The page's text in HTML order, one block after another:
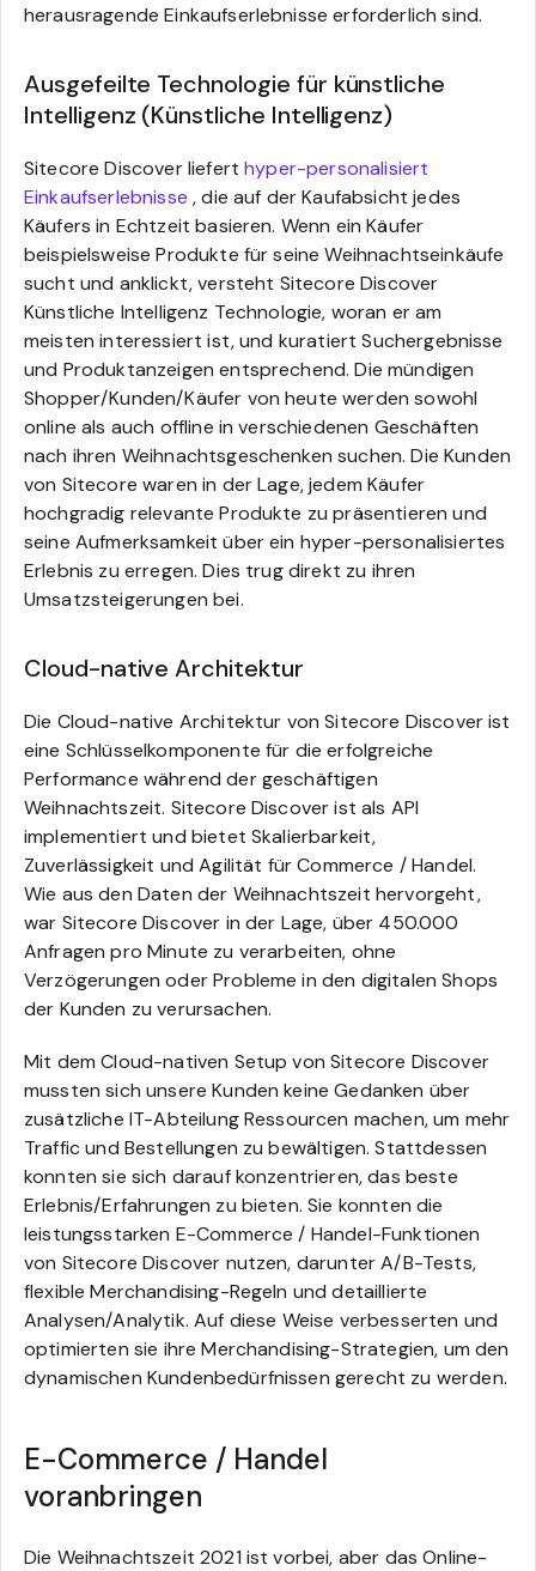
herausragende Einkaufserlebnisse erforderlich sind.
Ausgefeilte Technologie für künstliche
Intelligenz (Künstliche Intelligenz)
Sitecore Discover lieferthyper-personalisiert
Einkaufserlebnisse , die auf der Kaufabsicht jedes
Käufers in Echtzeit basieren. Wenn ein Käufer
beispielsweise Produkte für seine Weihnachtseinkäufe
sucht und anklickt, versteht Sitecore Discover
Künstliche Intelligenz Technologie, woran er am
meisten interessiert ist, und kuratiert Suchergebnisse
und Produktanzeigen entsprechend. Die mündigen
Shopper/Kunden/Käufer von heute werden sowohl
online als auch offline in verschiedenen Geschäften
nach ihren Weihnachtsgeschenken suchen. Die Kunden
von Sitecore waren in der Lage, jedem Käufer
hochgradig relevante Produkte zu präsentieren und
seine Aufmerksamkeit über ein hyper-personalisiertes
Erlebnis zu erregen. Dies trug direkt zu ihren
Umsatzsteigerungen bei.
Cloud-native Architektur
Die Cloud-native Architektur von Sitecore Discover ist
eine Schlüsselkomponente für die erfolgreiche
Performance während der geschäftigen
Weihnachtszeit. Sitecore Discover ist als API
implementiert und bietet Skalierbarkeit,
Zuverlässigkeit und Agilität für Commerce / Handel.
Wie aus den Daten der Weihnachtszeit hervorgeht,
war Sitecore Discover in der Lage, über 450.000
Anfragen pro Minute zu verarbeiten, ohne
Verzögerungen oder Probleme in den digitalen Shops
der Kunden zu verursachen.
Mit dem Cloud-nativen Setup von Sitecore Discover
mussten sich unsere Kunden keine Gedanken über
zusätzliche IT-Abteilung Ressourcen machen, um mehr
Traffic und Bestellungen zu bewältigen. Stattdessen
konnten sie sich darauf konzentrieren, das beste
Erlebnis/Erfahrungen zu bieten. Sie konnten die
leistungsstarken E-Commerce / Handel-Funktionen
von Sitecore Discover nutzen, darunter A/B-Tests,
flexible Merchandising-Regeln und detaillierte
Analysen/Analytik. Auf diese Weise verbesserten und
optimierten sie ihre Merchandising-Strategien, um den
dynamischen Kundenbedürfnissen gerecht zu werden.
E-Commerce / Handel
voranbringen
Die Weihnachtszeit 2021 ist vorbei, aber das Online-